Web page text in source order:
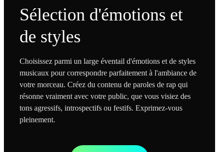
Sélection d'émotions et
de styles
Choisissez parmi un large éventail d'émotions et de styles
musicaux pour correspondre parfaitement à l'ambiance de
votre morceau. Créez du contenu de paroles de rap qui
résonne vraiment avec votre public, que vous visiez des
tons agressifs, introspectifs ou festifs. Exprimez-vous
pleinement.